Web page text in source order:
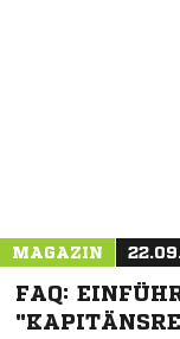
MAGAZIN
FAQ: